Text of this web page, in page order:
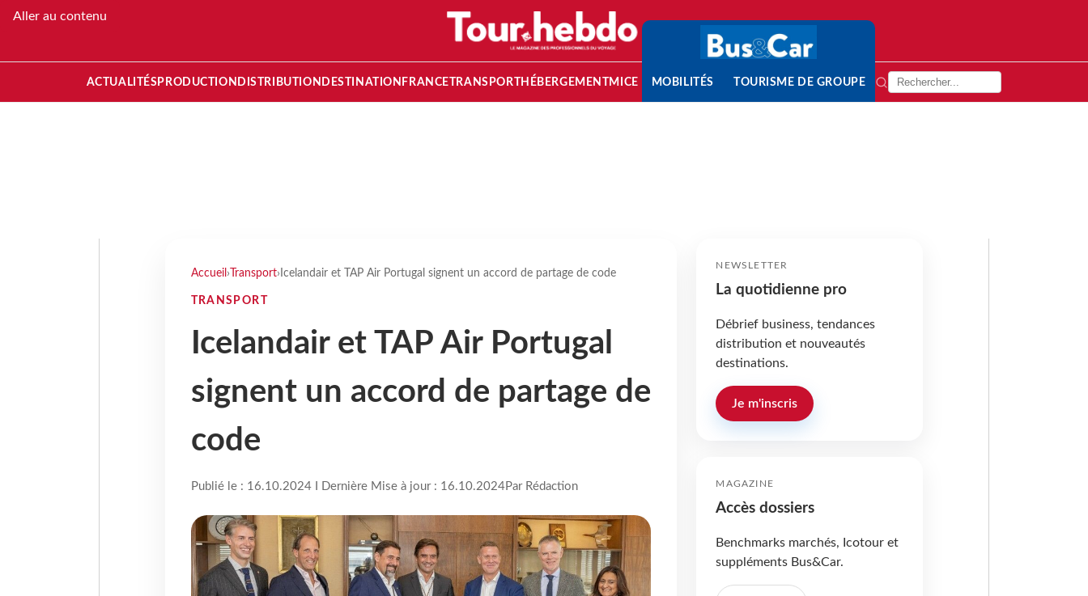
Aller au contenu
ACTUALITÉS PRODUCTION DISTRIBUTION DESTINATION FRANCETRANSPORT HÉBERGEMENTMICE MOBILITÉS TOURISME DE GROUPE
Accueil › Transport› Icelandair et TAP Air Portugal signent un accord de partage de code
TRANSPORT
Icelandair et TAP Air Portugal
signent un accord de partage de
code
Publié le : 16.10.2024 I Dernière Mise à jour : 16.10.2024Par Rédaction
NEWSLETTER
La quotidienne pro
Débrief business, tendances
distribution et nouveautés
destinations.
Je m'inscris
MAGAZINE
Accès dossiers
Benchmarks marchés, Icotour et
suppléments Bus&Car.